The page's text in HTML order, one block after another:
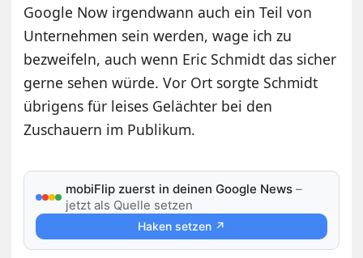
Google Now irgendwann auch ein Teil von
Unternehmen sein werden, wage ich zu
bezweifeln, auch wenn Eric Schmidt das sicher
gerne sehen würde. Vor Ort sorgte Schmidt
übrigens für leises Gelächter bei den
Zuschauern im Publikum.
mobiFlip zuerst in deinen Google News –
jetzt als Quelle setzen
Haken setzen ↗